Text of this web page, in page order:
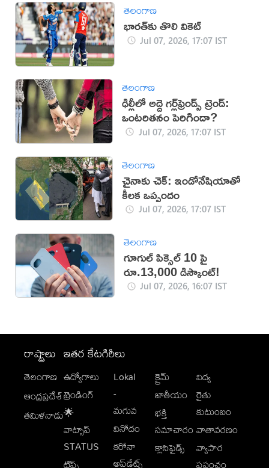
తెలంగాణ
భారత్‌కు తొలి వికెట్
Jul 07, 2026, 17:07 IST
తెలంగాణ
ఢిల్లీలో అద్దె గర్ల్‌ఫ్రెండ్స్ ట్రెండ్:
ఒంటరితనం పెరిగిందా?
Jul 07, 2026, 17:07 IST
తెలంగాణ
చైనాకు చెక్: ఇండోనేషియాతో
కీలక ఒప్పందం
Jul 07, 2026, 17:07 IST
తెలంగాణ
గూగుల్ పిక్సెల్ 10 పై
రూ.13,000 డిస్కౌంట్!
Jul 07, 2026, 16:07 IST
రాష్ట్రాలు
తెలంగాణ
ఆంధ్రప్రదేశ్
తమిళనాడు
ఇతర కేటగిరీలు
ఉద్యోగాలు
ట్రెండింగ్
🌟
వాట్సాప్
STATUS
Lokal
-
మగువ
వినోదం
కరోనా
అప్‌డేట్స్
క్రైమ్
జాతీయం
భక్తి
సమాచారం
క్లాసిఫైడ్స్
విద్య
రైతు
కుటుంబం
వాతావరణం
వ్యాపార